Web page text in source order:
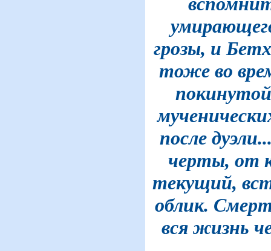
грозы, и
тоже во
после
черты, от
текущий,
облик.
вся жизнь